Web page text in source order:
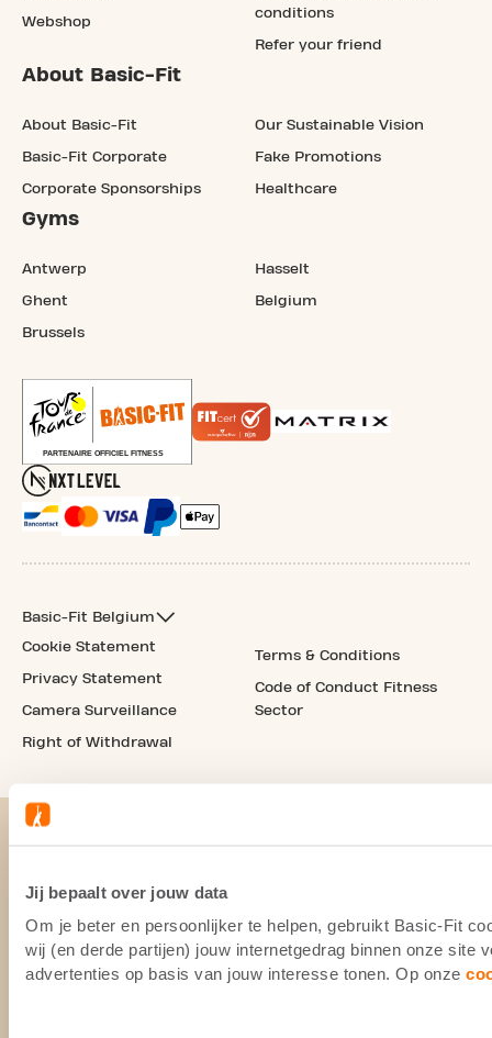
Jij bepaalt over jouw data
Om je beter en persoonlijker te helpen, gebruikt Basic-Fit
wij (en derde partijen) jouw internetgedrag binnen onze site
advertenties op basis van jouw interesse tonen. Op onze
Webshop
conditions
Refer your friend
About Basic-Fit
About Basic-Fit
Basic-Fit Corporate
Corporate Sponsorships
Our Sustainable Vision
Fake Promotions
Healthcare
Gyms
Antwerp
Ghent
Brussels
Hasselt
Belgium
Basic-Fit Belgium
Cookie Statement
Privacy Statement
Camera Surveillance
Right of Withdrawal
Terms & Conditions
Code of Conduct Fitness
Sector